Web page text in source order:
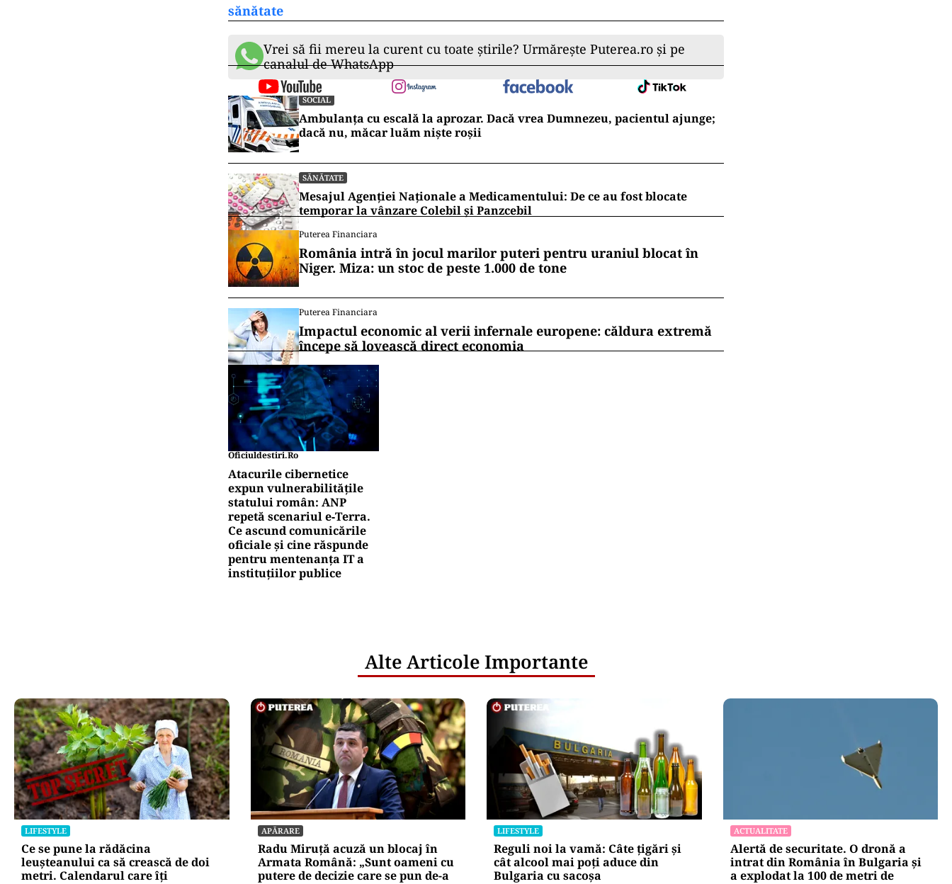
sănătate
Vrei să fii mereu la curent cu toate știrile? Urmărește Puterea.ro și pe
canalul de WhatsApp
SOCIAL
Ambulanța cu escală la aprozar. Dacă vrea Dumnezeu, pacientul ajunge;
dacă nu, măcar luăm niște roșii
SĂNĂTATE
Mesajul Agenției Naționale a Medicamentului: De ce au fost blocate
temporar la vânzare Colebil și Panzcebil
Puterea Financiara
România intră în jocul marilor puteri pentru uraniul blocat în
Niger. Miza: un stoc de peste 1.000 de tone
Puterea Financiara
Impactul economic al verii infernale europene: căldura extremă
începe să lovească direct economia
Oficiuldestiri.ro
Atacurile cibernetice
expun vulnerabilitățile
statului român: ANP
repetă scenariul e‑Terra.
Ce ascund comunicările
oficiale și cine răspunde
pentru mentenanța IT a
instituțiilor publice
Alte Articole Importante
LIFESTYLE
Ce se pune la rădăcina
leușteanului ca să crească de doi
metri. Calendarul care îți
APĂRARE
Radu Miruță acuză un blocaj în
Armata Română: „Sunt oameni cu
putere de decizie care se pun de-a
LIFESTYLE
Reguli noi la vamă: Câte țigări și
cât alcool mai poți aduce din
Bulgaria cu sacoșa
ACTUALITATE
Alertă de securitate. O dronă a
intrat din România în Bulgaria şi
a explodat la 100 de metri de